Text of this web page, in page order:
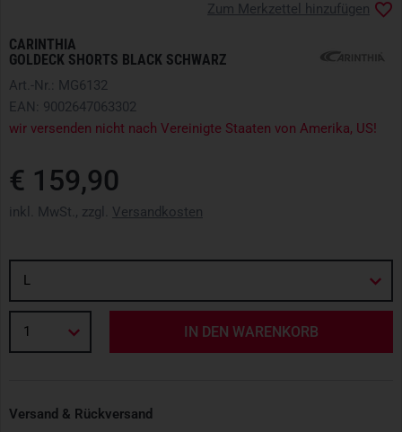
CARINTHIA
GOLDECK SHORTS BLACK SCHWARZ
Zum Merkzettel hinzufügen
Art.-Nr.: MG6132
EAN: 9002647063302
wir versenden nicht nach Vereinigte Staaten von Amerika, US!
€ 159,90
inkl. MwSt., zzgl. Versandkosten
L
1 IN DEN WARENKORB
Versand & Rückversand